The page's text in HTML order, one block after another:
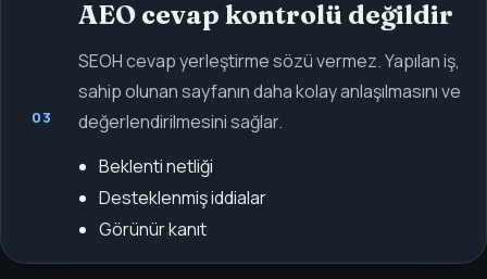
03
AEO cevap kontrolü değildir
SEOH cevap yerleştirme sözü vermez. Yapılan iş,
sahip olunan sayfanın daha kolay anlaşılmasını ve
değerlendirilmesini sağlar.
Beklenti netliği
Desteklenmiş iddialar
Görünür kanıt